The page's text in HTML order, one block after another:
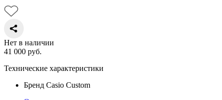
Нет в наличии
41 000 руб.
Технические характеристики
Бренд Casio Custom